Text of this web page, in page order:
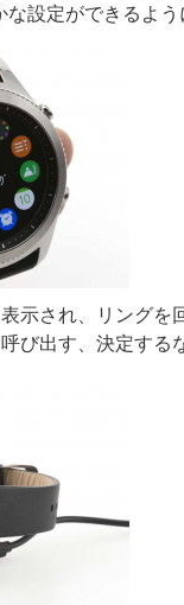
設定ができるよ
示され、リング
び出す、決定する